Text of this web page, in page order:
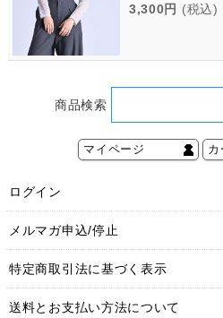
3,300円 (税込)
商品検索
マイページ カ
ログイン
メルマガ申込/停止
特定商取引法に基づく表示
送料とお支払い方法について